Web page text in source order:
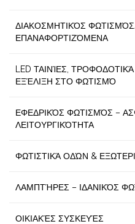
ΔΙΑΚΟΣΜΗΤΙΚΌΣ
ΕΠΑΝΑΦΟΡΤΙΖΌΜΕΝΑ
LED ΤΑΙΝΊΕΣ, ΤΡΟΦΟΔΟΤΙΚΆ
ΕΞΈΛΙΞΗ ΣΤΟ ΦΩΤΙΣΜΌ
ΕΦΕΔΡΙΚΌΣ ΦΩΤΙΣΜΌΣ –
ΛΕΙΤΟΥΡΓΙΚΌΤΗΤΑ
ΦΩΤΙΣΤΙΚΆ ΟΔΏΝ &
ΛΑΜΠΤΉΡΕΣ – ΙΔΑΝΙΚΌΣ
ΟΙΚΙΑΚΈΣ ΣΥΣΚΕΥΈΣ